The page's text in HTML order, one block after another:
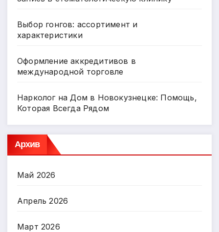
Выбор гонгов: ассортимент и
характеристики
Оформление аккредитивов в
международной торговле
Нарколог на Дом в Новокузнецке: Помощь,
Которая Всегда Рядом
Архив
Май 2026
Апрель 2026
Март 2026